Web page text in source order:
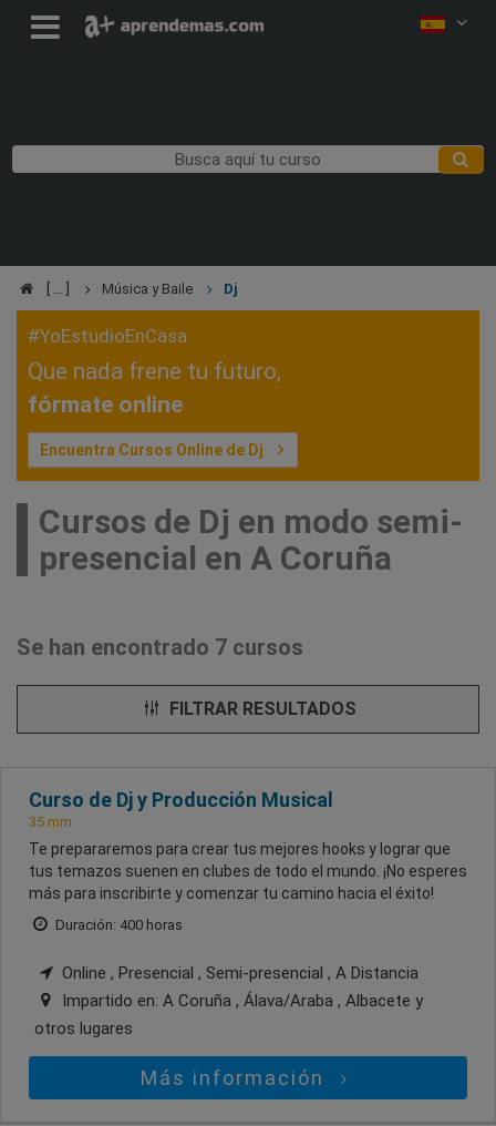
Música y Baile Dj
#YoEstudioEnCasa
Que nada frene tu futuro,
fórmate online
Encuentra Cursos Online de Dj
Cursos de Dj en modo semi-
presencial en A Coruña
Se han encontrado 7 cursos
FILTRAR RESULTADOS
Curso de Dj y Producción Musical
35 mm
Te prepararemos para crear tus mejores hooks y lograr que
tus temazos suenen en clubes de todo el mundo. ¡No esperes
más para inscribirte y comenzar tu camino hacia el éxito!
Duración: 400 horas
Online , Presencial , Semi-presencial , A Distancia
Impartido en: A Coruña , Álava/Araba , Albacete y
otros lugares
Más información